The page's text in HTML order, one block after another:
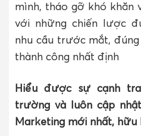
mình, tháo gỡ khó khăn
với những chiến lược
nhu cầu trước mắt,
thành công nhất định
Hiểu được sự cạnh
trường và luôn cập
Marketing mới nhất, hữu